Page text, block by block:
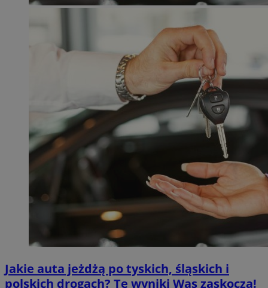
Jakie auta jeżdżą po tyskich, śląskich i
polskich drogach? Te wyniki Was zaskoczą!